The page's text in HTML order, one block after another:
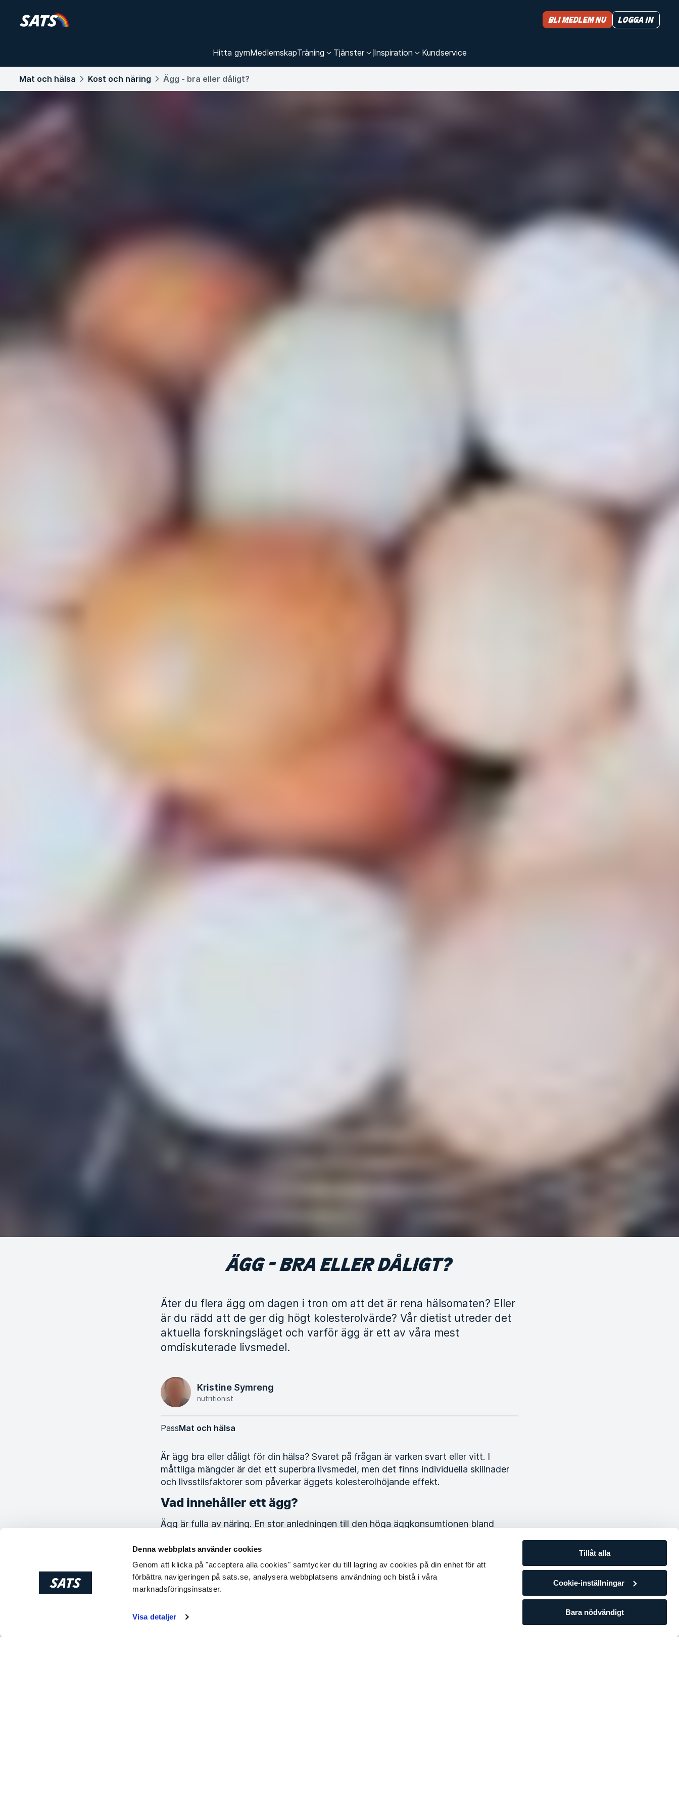
Denna webbplats använder cookies
Genom att klicka på "acceptera alla cookies" samtycker du till lagring av cookies på din enhet för att
förbättra navigeringen på sats.se, analysera webbplatsens användning och bistå i våra
marknadsföringsinsatser.
Visa detaljer
Tillåt alla
Cookie-inställningar
Bara nödvändigt
Hitta gymMedlemskapTräning Tjänster Inspiration Kundservice
Bli medlem nu Logga in
Mat och hälsa Kost och näring Ägg - bra eller dåligt?
ÄGG - BRA ELLER DÅLIGT?
Äter du flera ägg om dagen i tron om att det är rena hälsomaten? Eller
är du rädd att de ger dig högt kolesterolvärde? Vår dietist utreder det
aktuella forskningsläget och varför ägg är ett av våra mest
omdiskuterade livsmedel.
Kristine Symreng
nutritionist
PassMat och hälsa
Är ägg bra eller dåligt för din hälsa? Svaret på frågan är varken svart eller vitt. I
måttliga mängder är det ett superbra livsmedel, men det finns individuella skillnader
och livsstilsfaktorer som påverkar äggets kolesterolhöjande effekt.
Vad innehåller ett ägg?
Ägg är fulla av näring. En stor anledningen till den höga äggkonsumtionen bland
bryts ner och tas upp nästan fullständigt i tarmen och är en mycket bra källa för
proteinsyntes (1). Ägg innehåller även jod, selen, B12, D-vitamin, kalcium, järn och
xantofyller som är en antioxidant likt karotenoider som ger äggulan dess färg.
Det nyttiga sitter i äggulan
Majoriteten av näringen sitter i äggulan. Där finns också proteiner som ingår i